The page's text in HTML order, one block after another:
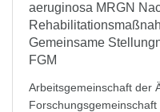
aeruginosa MRGN
Gemeinsame
FGM
Arbeitsgemeinschaft der
Forschungsgemeinschaft